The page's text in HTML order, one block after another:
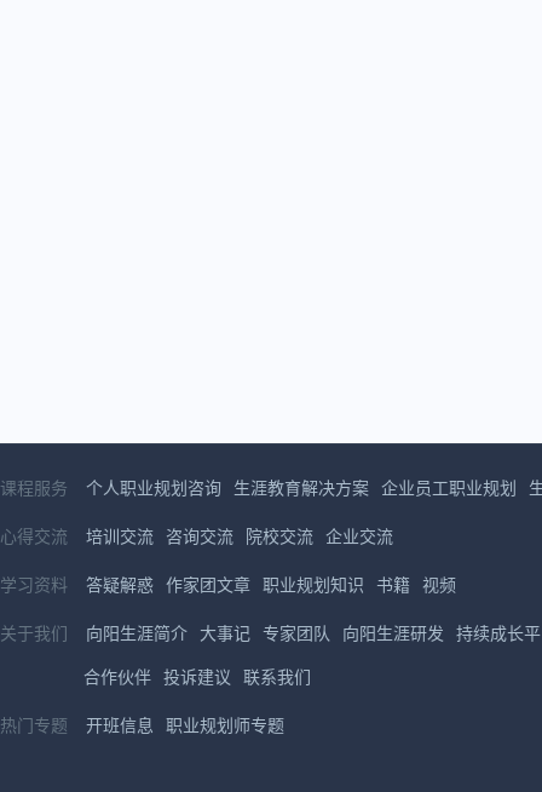
课程服务 个人职业规划咨询 生涯教育解决方案 企业员工职业规划
心得交流 培训交流 咨询交流 院校交流 企业交流
学习资料 答疑解惑 作家团文章 职业规划知识 书籍 视频
关于我们 向阳生涯简介 大事记 专家团队 向阳生涯研发 持续成长
合作伙伴 投诉建议 联系我们
热门专题 开班信息 职业规划师专题